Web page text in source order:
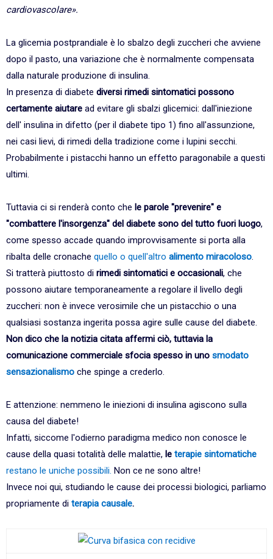
cardiovascolare».
La glicemia postprandiale è lo sbalzo degli zuccheri che avviene
dopo il pasto, una variazione che è normalmente compensata
dalla naturale produzione di insulina.
In presenza di diabete diversi rimedi sintomatici possono
certamente aiutare ad evitare gli sbalzi glicemici: dall'iniezione
dell' insulina in difetto (per il diabete tipo 1) fino all'assunzione,
nei casi lievi, di rimedi della tradizione come i lupini secchi.
Probabilmente i pistacchi hanno un effetto paragonabile a questi
ultimi.
Tuttavia ci si renderà conto che le parole "prevenire" e
"combattere l'insorgenza" del diabete sono del tutto fuori luogo,
come spesso accade quando improvvisamente si porta alla
ribalta delle cronache quello o quell'altro alimento miracoloso.
Si tratterà piuttosto di rimedi sintomatici e occasionali, che
possono aiutare temporaneamente a regolare il livello degli
zuccheri: non è invece verosimile che un pistacchio o una
qualsiasi sostanza ingerita possa agire sulle cause del diabete.
Non dico che la notizia citata affermi ciò, tuttavia la
comunicazione commerciale sfocia spesso in uno smodato
sensazionalismo che spinge a crederlo.
E attenzione: nemmeno le iniezioni di insulina agiscono sulla
causa del diabete!
Infatti, siccome l'odierno paradigma medico non conosce le
cause della quasi totalità delle malattie, le terapie sintomatiche
restano le uniche possibili. Non ce ne sono altre!
Invece noi qui, studiando le cause dei processi biologici, parliamo
propriamente di terapia causale.